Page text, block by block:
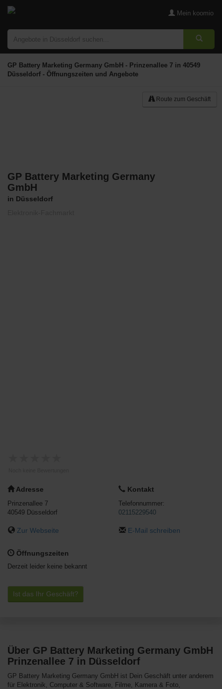
Mein koomio
GP Battery Marketing Germany GmbH - Prinzenallee 7 in 40549
Düsseldorf - Öffnungszeiten und Angebote
Route zum Geschäft
GP Battery Marketing Germany
GmbH
in Düsseldorf
Adresse
Prinzenallee 7
40549 Düsseldorf
Zur Webseite
Kontakt
Telefonnummer:
02115229540
E-Mail schreiben
Öffnungszeiten
Derzeit leider keine bekannt
Ist das Ihr Geschäft?
Über GP Battery Marketing Germany GmbH
Prinzenallee 7 in Düsseldorf
GP Battery Marketing Germany GmbH ist Dein Geschäft unter anderem
für Elektronik, Computer & Software, Filme, Kamera & Foto,